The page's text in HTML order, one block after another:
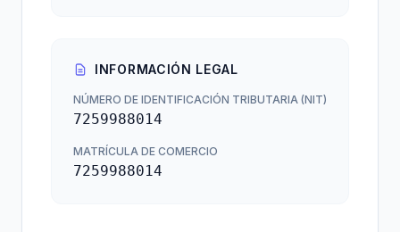
INFORMACIÓN LEGAL
NÚMERO DE IDENTIFICACIÓN TRIBUTARIA (NIT)
7259988014
MATRÍCULA DE COMERCIO
7259988014